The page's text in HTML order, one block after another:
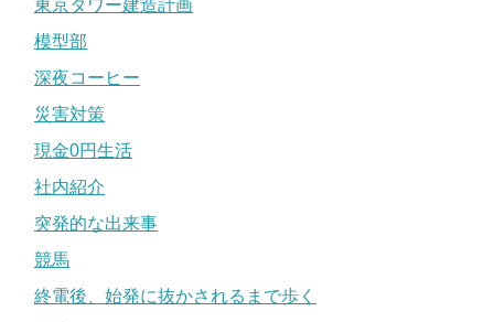
東京タワー建造計画
模型部
深夜コーヒー
災害対策
現金0円生活
社内紹介
突発的な出来事
競馬
終電後、始発に抜かされるまで歩く